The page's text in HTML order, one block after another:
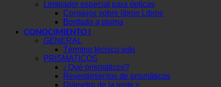
Limpiador especial para ópticas
Consejos sobre libros Libros
Bordado a pluma
CONOCIMIENTO I
GENERAL
Término técnico wiki
PRISMATICOS
¿Qué prismáticos?
Revestimientos de prismáticos
Diámetro de la lente y